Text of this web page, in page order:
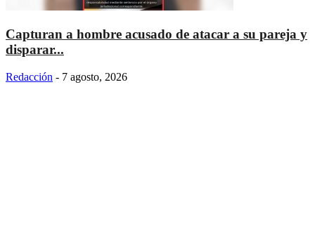
Capturan a hombre acusado de atacar a su pareja y
disparar...
Redacción - 7 agosto, 2026